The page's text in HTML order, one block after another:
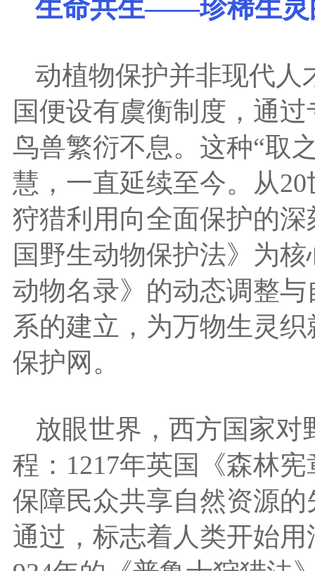
生命共生——珍稀生灵
动植物保护并非现代人
国便设有虞衡制度，通
鸟兽繁衍不息。这种“取
慧，一直延续至今。从
狩猎利用向全面保护的
国野生动物保护法》为
动物名录》的动态调整
系的建立，为万物生灵
保护网。
放眼世界，西方国家
程：1217年英国《森林
保障民众共享自然资源
通过，标志着人类开始